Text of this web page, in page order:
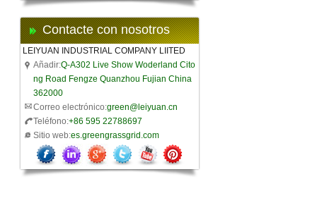
Contacte con nosotros
LEIYUAN INDUSTRIAL COMPANY LIITED
Añadir:Q-A302 Live Show Woderland Cito
ng Road Fengze Quanzhou Fujian China
362000
Correo electrónico:green@leiyuan.cn
Teléfono:+86 595 22788697
Sitio web:es.greengrassgrid.com